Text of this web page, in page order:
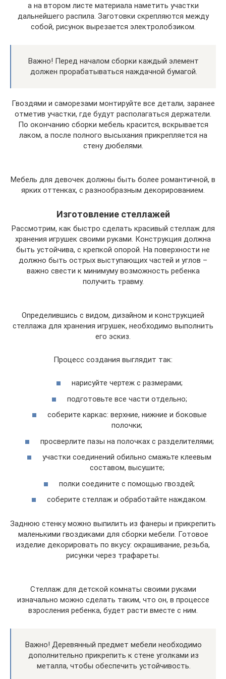
а на втором листе материала наметить участки
дальнейшего распила. Заготовки скрепляются между
собой, рисунок вырезается электролобзиком.
Важно! Перед началом сборки каждый элемент
должен прорабатываться наждачной бумагой.
Гвоздями и саморезами монтируйте все детали, заранее
отметив участки, где будут располагаться держатели.
По окончанию сборки мебель красится, вскрывается
лаком, а после полного высыхания прикрепляется на
стену дюбелями.
Мебель для девочек должны быть более романтичной, в
ярких оттенках, с разнообразным декорированием.
Изготовление стеллажей
Рассмотрим, как быстро сделать красивый стеллаж для
хранения игрушек своими руками. Конструкция должна
быть устойчива, с крепкой опорой. На поверхности не
должно быть острых выступающих частей и углов –
важно свести к минимуму возможность ребенка
получить травму.
Определившись с видом, дизайном и конструкцией
стеллажа для хранения игрушек, необходимо выполнить
его эскиз.
Процесс создания выглядит так:
нарисуйте чертеж с размерами;
подготовьте все части отдельно;
соберите каркас: верхние, нижние и боковые
полочки;
просверлите пазы на полочках с разделителями;
участки соединений обильно смажьте клеевым
составом, высушите;
полки соедините с помощью гвоздей;
соберите стеллаж и обработайте наждаком.
Заднюю стенку можно выпилить из фанеры и прикрепить
маленькими гвоздиками для сборки мебели. Готовое
изделие декорировать по вкусу: окрашивание, резьба,
рисунки через трафареты.
Стеллаж для детской комнаты своими руками
изначально можно сделать таким, что он, в процессе
взросления ребенка, будет расти вместе с ним.
Важно! Деревянный предмет мебели необходимо
дополнительно прикрепить к стене уголками из
металла, чтобы обеспечить устойчивость.